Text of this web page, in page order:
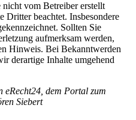
nicht vom Betreiber erstellt
Dritter beachtet. Insbesondere
Sollten Sie
aufmerksam werden,
Hinweis. Bei Bekanntwerden
derartige Inhalte umgehend
eRecht24, dem Portal zum
Siebert